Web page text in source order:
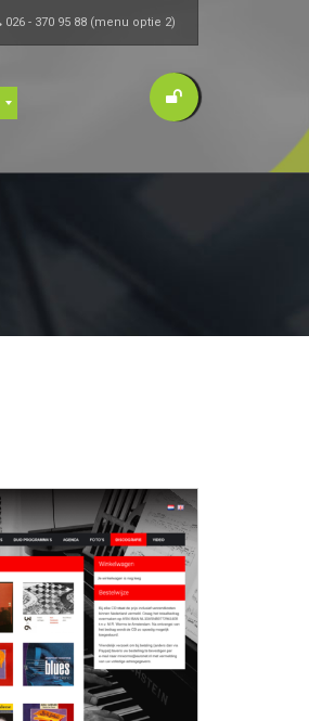
026 - 370 95 88 (menu optie 2)